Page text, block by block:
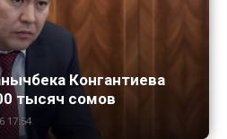
Конгантиева
тысяч сомов
17:54